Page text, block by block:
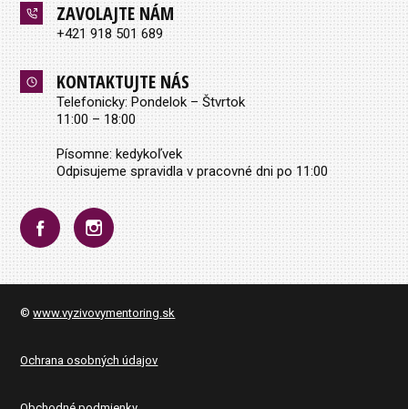
ZAVOLAJTE NÁM
+421 918 501 689
KONTAKTUJTE NÁS
Telefonicky: Pondelok – Štvrtok
11:00 – 18:00
Písomne: kedykoľvek
Odpisujeme spravidla v pracovné dni po 11:00
©www.vyzivovymentoring.sk
Ochrana osobných údajov